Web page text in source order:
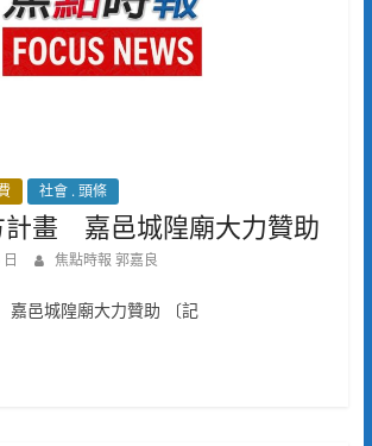
社會 . 頭條
計畫 嘉邑城隍廟大力贊助
焦點時報 郭嘉良
邑城隍廟大力贊助 〔記